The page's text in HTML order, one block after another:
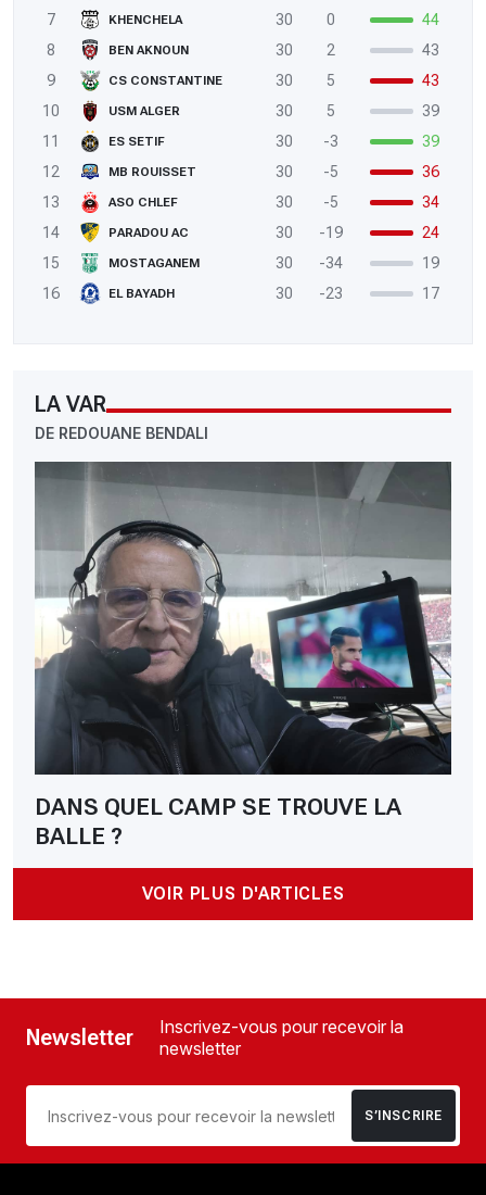
7
KHENCHELA 30 0
44
8
BEN AKNOUN 30 2
43
9
CS CONSTANTINE 30 5
43
10
USM ALGER 30 5
39
11
ES SETIF 30 -3
39
12
MB ROUISSET 30 -5
36
13
ASO CHLEF 30 -5
34
14
PARADOU AC 30 -19
24
15
MOSTAGANEM 30 -34
19
16
EL BAYADH 30 -23 17
LA VAR
DE REDOUANE BENDALI
DANS QUEL CAMP SE TROUVE LA
BALLE ?
VOIR PLUS D'ARTICLES
Newsletter
Inscrivez-vous pour recevoir la
newsletter
S’INSCRIRE